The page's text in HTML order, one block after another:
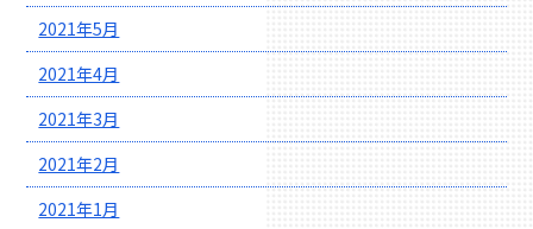
2021年5月
2021年4月
2021年3月
2021年2月
2021年1月